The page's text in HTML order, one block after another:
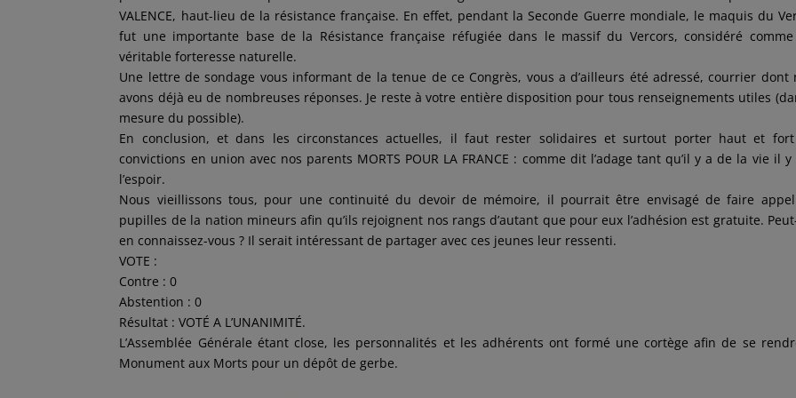
VALENCE, haut-lieu de la résistance française. En effet, pendant la Seconde Guerre mondiale, le maquis du
fut une importante base de la Résistance française réfugiée dans le massif du Vercors, considéré
véritable forteresse naturelle.
Une lettre de sondage vous informant de la tenue de ce Congrès, vous a d’ailleurs été adressé, courrier dont
avons déjà eu de nombreuses réponses. Je reste à votre entière disposition pour tous renseignements utiles
mesure du possible).
En conclusion, et dans les circonstances actuelles, il faut rester solidaires et surtout porter haut et
convictions en union avec nos parents MORTS POUR LA FRANCE : comme dit l’adage tant qu’il y a de la vie il
l’espoir.
Nous vieillissons tous, pour une continuité du devoir de mémoire, il pourrait être envisagé de faire
pupilles de la nation mineurs afin qu’ils rejoignent nos rangs d’autant que pour eux l’adhésion est gratuite.
en connaissez-vous ? Il serait intéressant de partager avec ces jeunes leur ressenti.
VOTE :
Contre : 0
Abstention : 0
Résultat : VOTÉ A L’UNANIMITÉ.
L’Assemblée Générale étant close, les personnalités et les adhérents ont formé une cortège afin de se
Monument aux Morts pour un dépôt de gerbe.